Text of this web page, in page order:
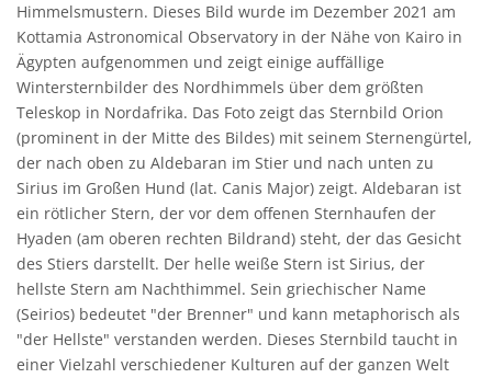
Himmelsmustern. Dieses Bild wurde im Dezember 2021 am
Kottamia Astronomical Observatory in der Nähe von Kairo in
Ägypten aufgenommen und zeigt einige auffällige
Wintersternbilder des Nordhimmels über dem größten
Teleskop in Nordafrika. Das Foto zeigt das Sternbild Orion
(prominent in der Mitte des Bildes) mit seinem Sternengürtel,
der nach oben zu Aldebaran im Stier und nach unten zu
Sirius im Großen Hund (lat. Canis Major) zeigt. Aldebaran ist
ein rötlicher Stern, der vor dem offenen Sternhaufen der
Hyaden (am oberen rechten Bildrand) steht, der das Gesicht
des Stiers darstellt. Der helle weiße Stern ist Sirius, der
hellste Stern am Nachthimmel. Sein griechischer Name
(Seirios) bedeutet "der Brenner" und kann metaphorisch als
"der Hellste" verstanden werden. Dieses Sternbild taucht in
einer Vielzahl verschiedener Kulturen auf der ganzen Welt